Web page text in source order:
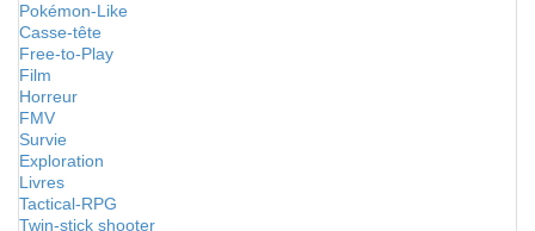
Pokémon-Like
Casse-tête
Free-to-Play
Film
Horreur
FMV
Survie
Exploration
Livres
Tactical-RPG
Twin-stick shooter